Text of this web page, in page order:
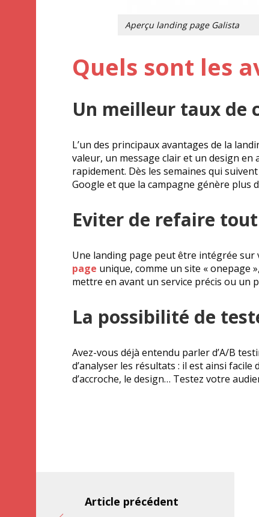
Aperçu landing page Galista
Quels sont les
Un meilleur taux de
L’un des principaux avantages de la
valeur, un message clair et un design en
rapidement. Dès les semaines qui
Google et que la campagne génère plus
Eviter de refaire
Une landing page peut être intégrée sur
page unique, comme un site « onepage
mettre en avant un service précis ou un
La possibilité de
Avez-vous déjà entendu parler d’A/B
d’analyser les résultats : il est ainsi
d’accroche, le design… Testez votre
Article précédent